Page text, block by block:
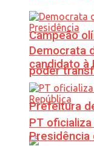
Campeão
poder
Prefeitura
Democrata
candidato à
PT
Presidência